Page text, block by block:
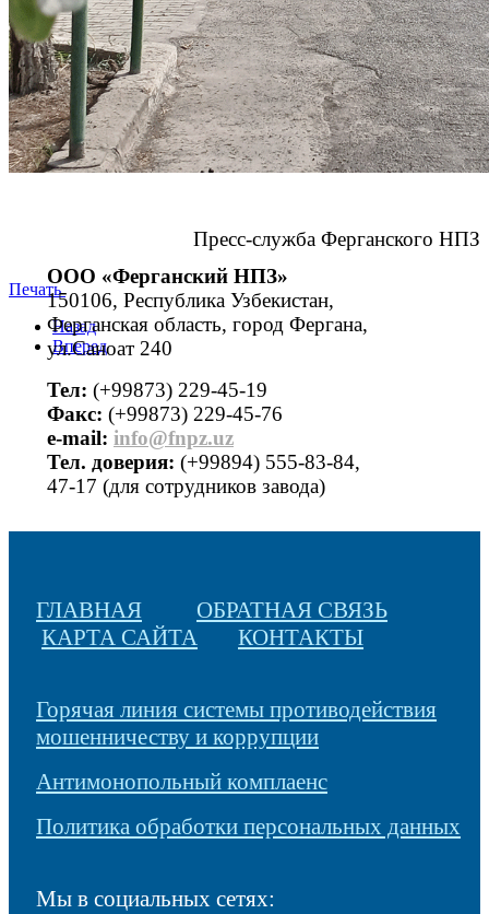
Пресс-служба Ферганского НПЗ
Печать
Назад
Вперед
ООО «Ферганский НПЗ»
150106, Республика Узбекистан,
Ферганская область, город Фергана,
ул.Саноат 240
Тел: (+99873) 229-45-19
Факс: (+99873) 229-45-76
е-mail: info@fnpz.uz
Тел. доверия: (+99894) 555-83-84,
47-17 (для сотрудников завода)
ГЛАВНАЯ
ОБРАТНАЯ СВЯЗЬ
КАРТА САЙТА
КОНТАКТЫ
Горячая линия системы противодействия
мошенничеству и коррупции
Антимонопольный комплаенс
Политика обработки персональных данных
Мы в социальных сетях: